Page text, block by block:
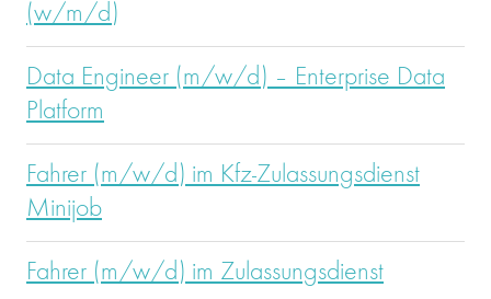
(w/m/d)
Data Engineer (m/w/d) – Enterprise Data
Platform
Fahrer (m/w/d) im Kfz-Zulassungsdienst
Minijob
Fahrer (m/w/d) im Zulassungsdienst